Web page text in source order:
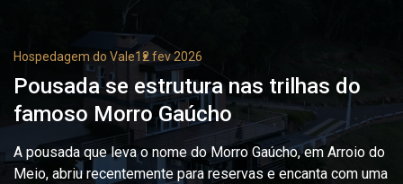
Hospedagem do Vale12 fev 2026
Pousada se estrutura nas trilhas do
famoso Morro Gaúcho
A pousada que leva o nome do Morro Gaúcho, em Arroio do
Meio, abriu recentemente para reservas e encanta com uma